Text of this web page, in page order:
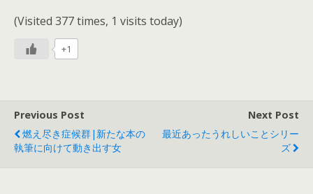
(Visited 377 times, 1 visits today)
+1
Previous Post
燃え尽き症候群|新たな本の
執筆に向けて動き出す女
Next Post
最近あったうれしいことシリー
ズ